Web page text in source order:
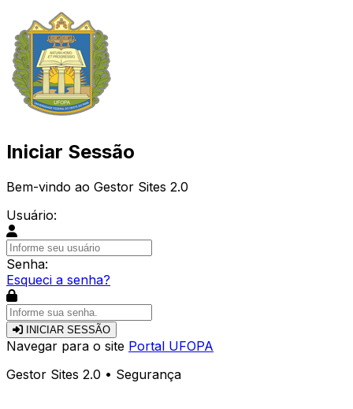
Iniciar Sessão
Bem-vindo ao Gestor Sites 2.0
Usuário:
Senha:
Esqueci a senha?
INICIAR SESSÃO
Navegar para o site Portal UFOPA
Gestor Sites 2.0 • Segurança